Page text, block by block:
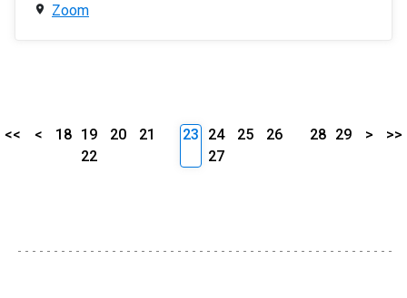
Zoom
<< < 18 19 20
21
22
23 24 25
26
27
28 29 > >>